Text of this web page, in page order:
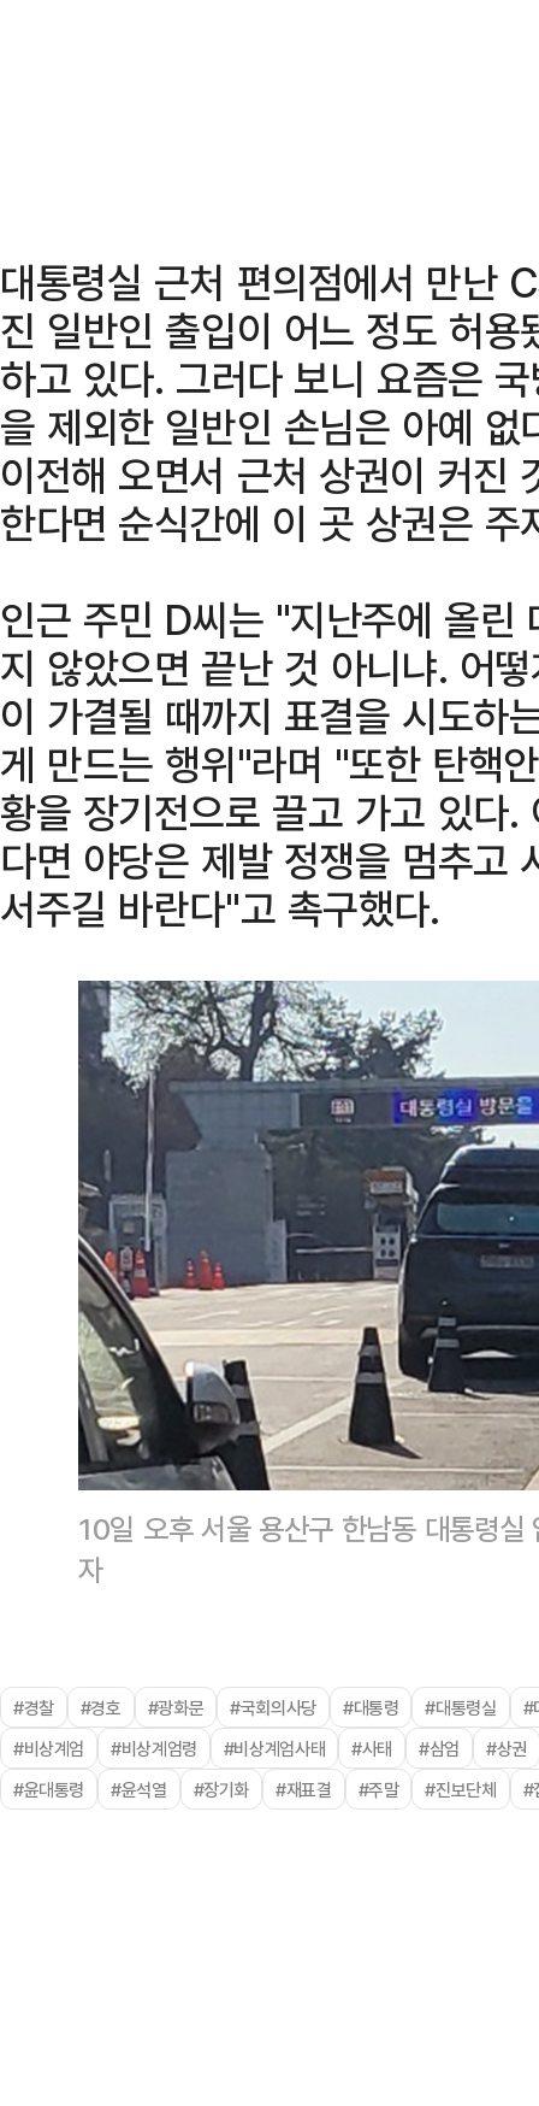
대통령실 근처 편의점에서 만난
진 일반인 출입이 어느 정도 허
하고 있다. 그러다 보니 요즘은
을 제외한 일반인 손님은 아예
이전해 오면서 근처 상권이 커진
한다면 순식간에 이 곳 상권은
인근 주민 D씨는 "지난주에 올린
지 않았으면 끝난 것 아니냐. 어
이 가결될 때까지 표결을 시도하
게 만드는 행위"라며 "또한 탄핵
황을 장기전으로 끌고 가고 있다
다면 야당은 제발 정쟁을 멈추고
서주길 바란다"고 촉구했다.
10일 오후 서울 용산구 한남동 대통령
자
#경찰 #경호 #광화문 #국회의사당 #대통령 #대통령실
#
#비상계엄
#비상계엄령 #비상계엄사태 #사태 #삼엄
#상권
#윤대통령
#윤석열 #장기화 #재표결 #주말 #진보단체 #